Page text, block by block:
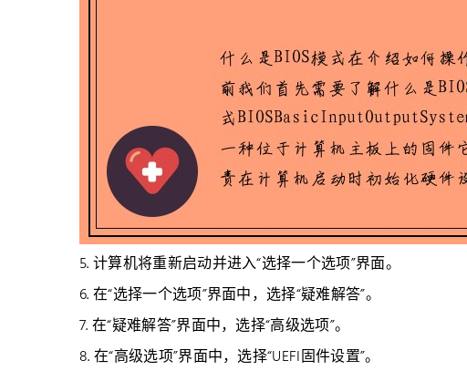
5. 计算机将重新启动并进入“选择一个选项”界面。
6. 在“选择一个选项”界面中，选择“疑难解答”。
7. 在“疑难解答”界面中，选择“高级选项”。
8. 在“高级选项”界面中，选择“UEFI固件设置”。